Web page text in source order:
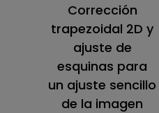
Corrección
trapezoidal 2D y
ajuste de
esquinas para
un ajuste sencillo
de la imagen